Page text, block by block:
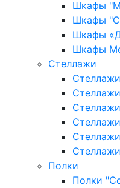
Шкафы
Шкафы
Шкафы
Шкафы
Стеллажи
Полки
Полки